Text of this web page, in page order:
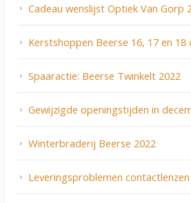
Cadeau wenslijst Optiek Van Gorp
Kerstshoppen Beerse 16, 17 en 18
Spaaractie: Beerse Twinkelt 2022
Gewijzigde openingstijden in
Winterbraderij Beerse 2022
Leveringsproblemen